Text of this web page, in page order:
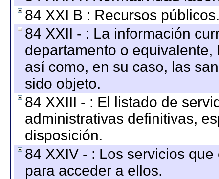
84 XXI B : Recursos públicos.
84 XXII - : La información
departamento o
así como, en su caso, las
sido objeto.
84 XXIII - : El listado de
administrativas definitivas,
disposición.
84 XXIV - : Los servicios
para acceder a ellos.